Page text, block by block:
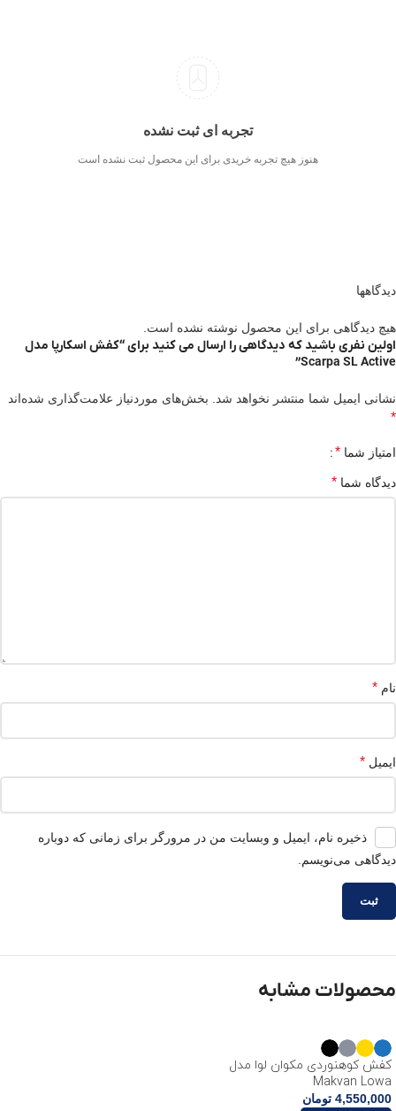
تجربه ای ثبت نشده
هنوز هیچ تجربه خریدی برای این محصول ثبت نشده است
دیدگاهها
هیچ دیدگاهی برای این محصول نوشته نشده است.
اولین نفری باشید که دیدگاهی را ارسال می کنید برای “کفش اسکارپا مدل
Scarpa SL Active”
نشانی ایمیل شما منتشر نخواهد شد. بخش‌های موردنیاز علامت‌گذاری شده‌اند
*
امتیاز شما *
دیدگاه شما *
نام *
ایمیل *
ذخیره نام، ایمیل و وبسایت من در مرورگر برای زمانی که دوباره
دیدگاهی می‌نویسم.
محصولات مشابه
کفش کوهنوردی مکوان لوا مدل
Makvan Lowa
4,550,000 تومان